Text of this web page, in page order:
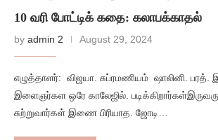
10 வரி போட்டிக் கதை: கலாபக்காதல்
by admin 2 August 29, 2024
எழுத்தாளர்: விஜயா. சுப்ரமணியம் ஷாலினி. பரத்‌.
இளைஞர்கள ‌ஒரே காலேஜில்.
சுற்றுவார்கள் இணை பிரியாத‌. ஜோடி…